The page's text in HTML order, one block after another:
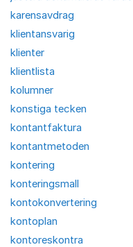
karensavdrag
klientansvarig
klienter
klientlista
kolumner
konstiga tecken
kontantfaktura
kontantmetoden
kontering
konteringsmall
kontokonvertering
kontoplan
kontoreskontra